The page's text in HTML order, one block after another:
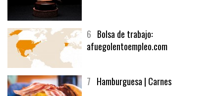
6Bolsa de trabajo: